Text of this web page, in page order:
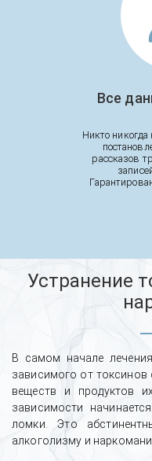
Все
Никто никогда
рассказов
Устранение
В самом начале
зависимого от токсинов
веществ и продуктов
зависимости
ломки. Это
алкоголизму и